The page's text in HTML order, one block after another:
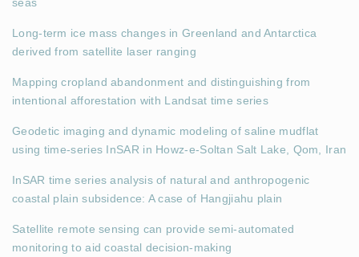
Long-term ice mass changes in Greenland and Antarctica
derived from satellite laser ranging
Mapping cropland abandonment and distinguishing from
intentional afforestation with Landsat time series
Geodetic imaging and dynamic modeling of saline mudflat
using time-series InSAR in Howz-e-Soltan Salt Lake, Qom, Iran
InSAR time series analysis of natural and anthropogenic
coastal plain subsidence: A case of Hangjiahu plain
Satellite remote sensing can provide semi-automated
monitoring to aid coastal decision-making